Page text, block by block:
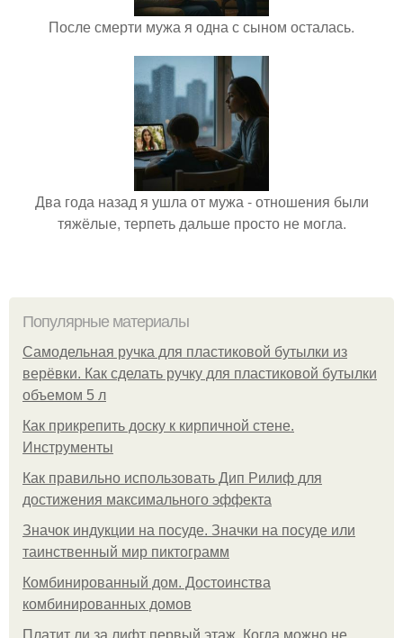
После смерти мужа я одна с сыном осталась.
Два года назад я ушла от мужа - отношения были
тяжёлые, терпеть дальше просто не могла.
Популярные материалы
Самодельная ручка для пластиковой бутылки из
верёвки. Как сделать ручку для пластиковой бутылки
объемом 5 л
Как прикрепить доску к кирпичной стене.
Инструменты
Как правильно использовать Дип Рилиф для
достижения максимального эффекта
Значок индукции на посуде. Значки на посуде или
таинственный мир пиктограмм
Комбинированный дом. Достоинства
комбинированных домов
Платит ли за лифт первый этаж. Когда можно не